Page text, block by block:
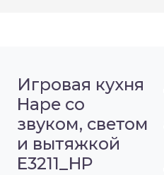
Игровая кухня
Hape со
звуком, светом
и вытяжкой
E3211_HP